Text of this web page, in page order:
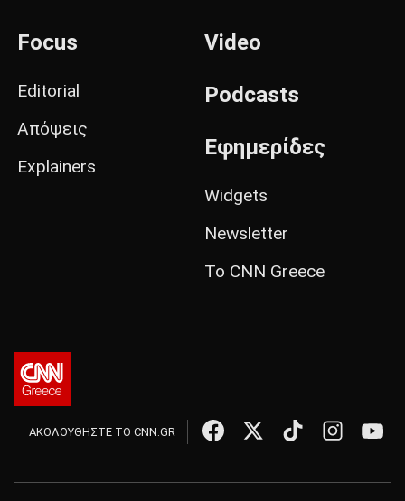
Focus
Editorial
Απόψεις
Explainers
Video
Podcasts
Εφημερίδες
Widgets
Newsletter
Το CNN Greece
ΑΚΟΛΟΥΘΗΣΤΕ ΤΟ CNN.GR